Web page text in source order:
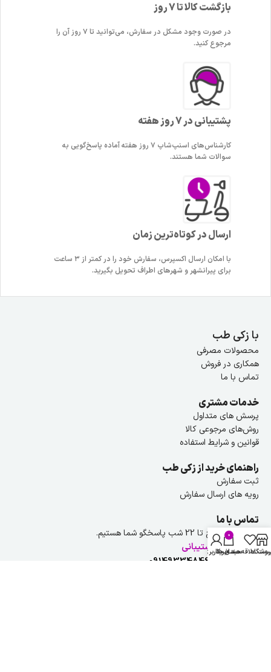
بازگشت کالا تا 7 روز
در صورت وجود مشکل در سفارش، می‌توانید تا ۷ روز آن را
مرجوع کنید.
پشتیبانی در 7 روز هفته
کارشناس‌های اسنپ‌شاپ ۷ روز هفته آماده پاسخ‌گویی به
سوالات شما هستند.
ارسال در کوتاه‌ترین زمان
با امکان ارسال اکسپرس، سفارش خود را در کمتر از ۳ ساعت
برای پیرانشهر و شهرهای اطراف تحویل بگیرید.
با زکی طب
محصولات مصرفی
همکاری در فروش
تماس با ما
خدمات مشتری
پرسش های متداول
روش‌های مرجوعی کالا
قوانین و شرایط استفاده
راهنمای خرید از زکی طب
ثبت سفارش
رویه های ارسال سفارش
تماس با ما
هر روز از ۹ صبح تا 22 شب پاسخگو شما هستیم.
راهنمایی و پشتیبانی
09149334846
علاقه مندی ها
0
سبد خرید
حساب کاربری من